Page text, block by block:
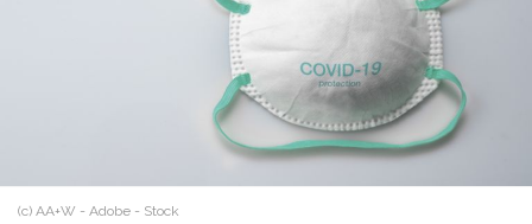
(c) AA+W - Adobe - Stock